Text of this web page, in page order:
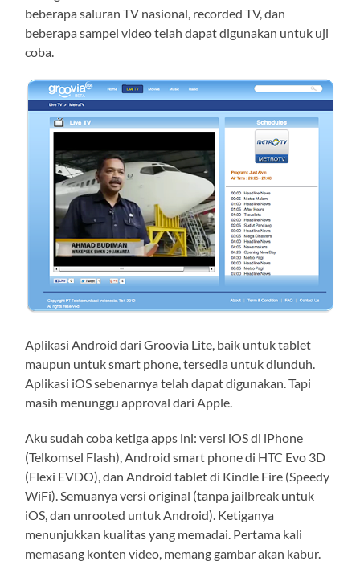
beberapa saluran TV nasional, recorded TV, dan
beberapa sampel video telah dapat digunakan untuk uji
coba.
Aplikasi Android dari Groovia Lite, baik untuk tablet
maupun untuk smart phone, tersedia untuk diunduh.
Aplikasi iOS sebenarnya telah dapat digunakan. Tapi
masih menunggu approval dari Apple.
Aku sudah coba ketiga apps ini: versi iOS di iPhone
(Telkomsel Flash), Android smart phone di HTC Evo 3D
(Flexi EVDO), dan Android tablet di Kindle Fire (Speedy
WiFi). Semuanya versi original (tanpa jailbreak untuk
iOS, dan unrooted untuk Android). Ketiganya
menunjukkan kualitas yang memadai. Pertama kali
memasang konten video, memang gambar akan kabur.